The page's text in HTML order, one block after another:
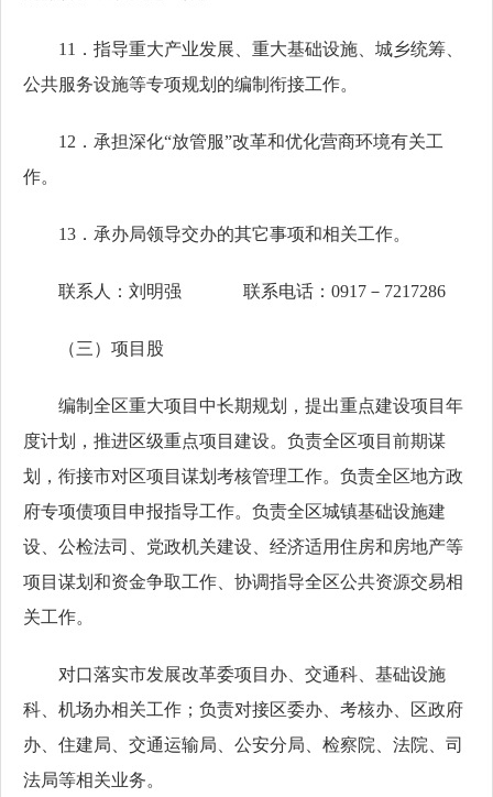
11．指导重大产业发展、重大基础设施、城乡统筹、
公共服务设施等专项规划的编制衔接工作。
12．承担深化“放管服”改革和优化营商环境有关工
作。
13．承办局领导交办的其它事项和相关工作。
联系人：刘明强 联系电话：0917－7217286
（三）项目股
编制全区重大项目中长期规划，提出重点建设项目年
度计划，推进区级重点项目建设。负责全区项目前期谋
划，衔接市对区项目谋划考核管理工作。负责全区地方政
府专项债项目申报指导工作。负责全区城镇基础设施建
设、公检法司、党政机关建设、经济适用住房和房地产等
项目谋划和资金争取工作、协调指导全区公共资源交易相
关工作。
对口落实市发展改革委项目办、交通科、基础设施
科、机场办相关工作；负责对接区委办、考核办、区政府
办、住建局、交通运输局、公安分局、检察院、法院、司
法局等相关业务。